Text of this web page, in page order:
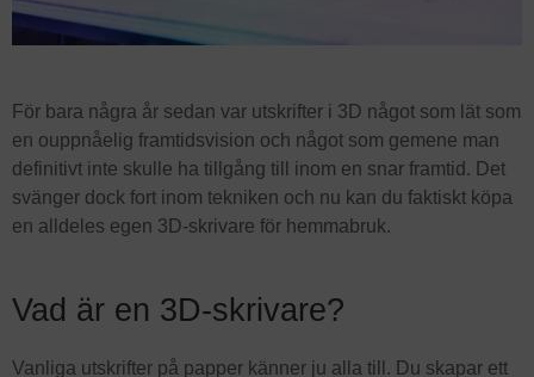
För bara några år sedan var utskrifter i 3D något som lät som
en ouppnåelig framtidsvision och något som gemene man
definitivt inte skulle ha tillgång till inom en snar framtid. Det
svänger dock fort inom tekniken och nu kan du faktiskt köpa
en alldeles egen 3D-skrivare för hemmabruk.
Vad är en 3D-skrivare?
Vanliga utskrifter på papper känner ju alla till. Du skapar ett